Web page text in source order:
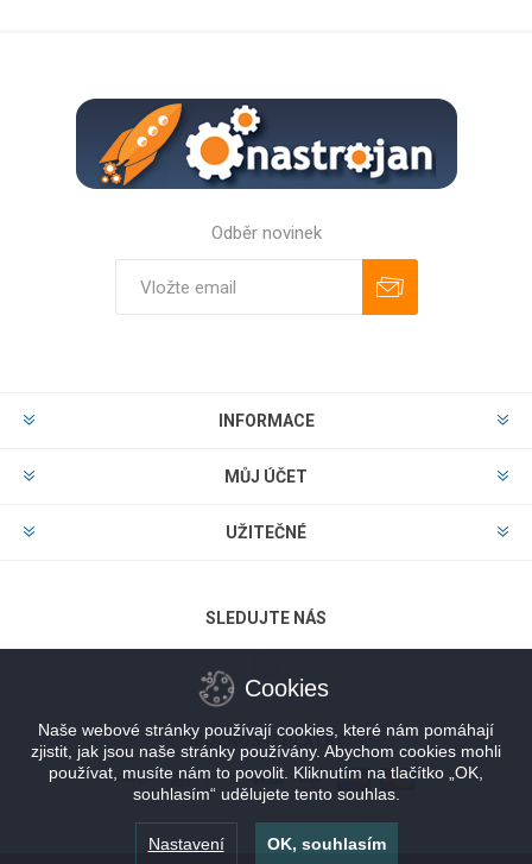
Odběr novinek
INFORMACE
MŮJ ÚČET
UŽITEČNÉ
SLEDUJTE NÁS
MOŽNOSTI PLATBY
Cookies
Naše webové stránky používají cookies, které nám pomáhají
zjistit, jak jsou naše stránky používány. Abychom cookies mohli
používat, musíte nám to povolit. Kliknutím na tlačítko „OK,
souhlasím“ udělujete tento souhlas.
Nastavení OK, souhlasím